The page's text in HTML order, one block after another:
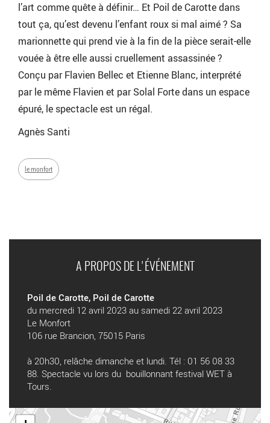
l’art comme quête à définir… Et Poil de Carotte dans
tout ça, qu’est devenu l’enfant roux si mal aimé ? Sa
marionnette qui prend vie à la fin de la pièce serait-elle
vouée à être elle aussi cruellement assassinée ?
Conçu par Flavien Bellec et Etienne Blanc, interprété
par le même Flavien et par Solal Forte dans un espace
épuré, le spectacle est un régal.
Agnès Santi
le monfort
A PROPOS DE L'ÉVÉNEMENT
Poil de Carotte, Poil de Carotte
du mercredi 12 avril 2023 au samedi 22 avril 2023
Le Monfort
106 rue Brancion, 75015 Paris
à 20h30, relâche dimanche et lundi. Tél : 01 56 08 33
88. Spectacle vu lors du bouillonnant festival WET à
Tours.